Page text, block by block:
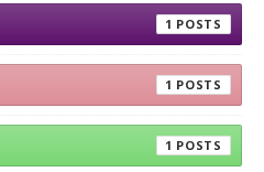
1
1
1